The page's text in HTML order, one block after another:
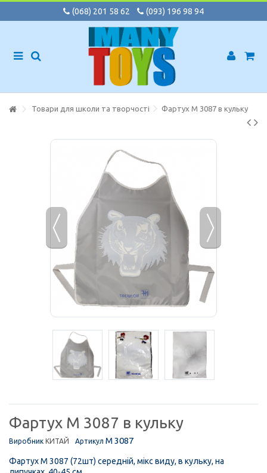
(068) 201 58 62 (093) 196 98 94
Товари для школи та творчості Фартух M 3087 в кульку
Фартух M 3087 в кульку
Виробник КИТАЙ Артикул M 3087
Фартух M 3087 (72шт) середній, мікс виду, в кульку, на